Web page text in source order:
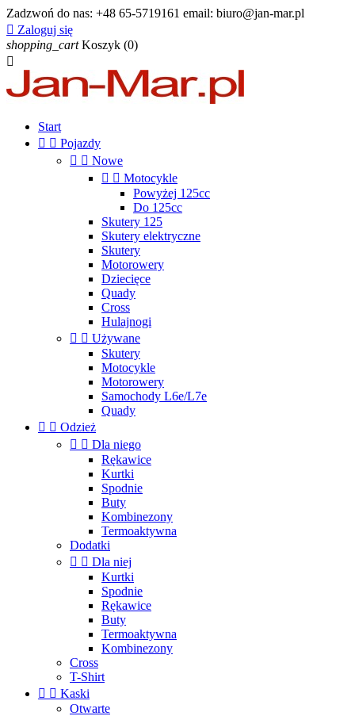
Zadzwoń do nas: +48 65-5719161 email: biuro@jan-mar.pl
 Zaloguj się
shopping_cart Koszyk (0)

Start
  Pojazdy
  Nowe
  Motocykle
Powyżej 125cc
Do 125cc
Skutery 125
Skutery elektryczne
Skutery
Motorowery
Dziecięce
Quady
Cross
Hulajnogi
  Używane
Skutery
Motocykle
Motorowery
Samochody L6e/L7e
Quady
  Odzież
  Dla niego
Rękawice
Kurtki
Spodnie
Buty
Kombinezony
Termoaktywna
Dodatki
  Dla niej
Kurtki
Spodnie
Rękawice
Buty
Termoaktywna
Kombinezony
Cross
T-Shirt
  Kaski
Otwarte